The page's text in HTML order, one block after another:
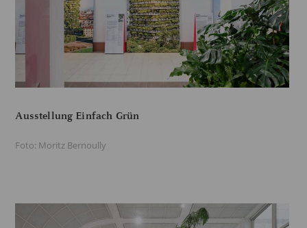
Ausstellung Einfach Grün
Foto: Moritz Bernoully